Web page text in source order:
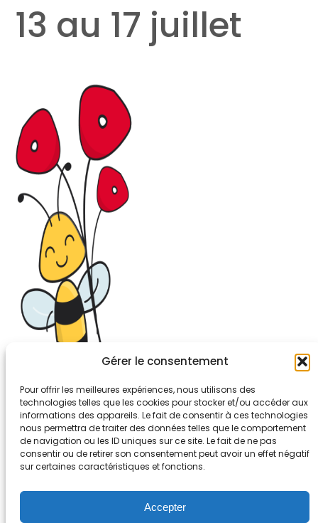
Gérer le consentement
Pour offrir les meilleures expériences, nous utilisons des
technologies telles que les cookies pour stocker et/ou accéder aux
informations des appareils. Le fait de consentir à ces technologies
nous permettra de traiter des données telles que le comportement
de navigation ou les ID uniques sur ce site. Le fait de ne pas
consentir ou de retirer son consentement peut avoir un effet négatif
sur certaines caractéristiques et fonctions.
Accepter
13 au 17 juillet
26-30, rue de Bellevue
92700 COLOMBES
Tél. 01.56.83.88.30
Mentions légales